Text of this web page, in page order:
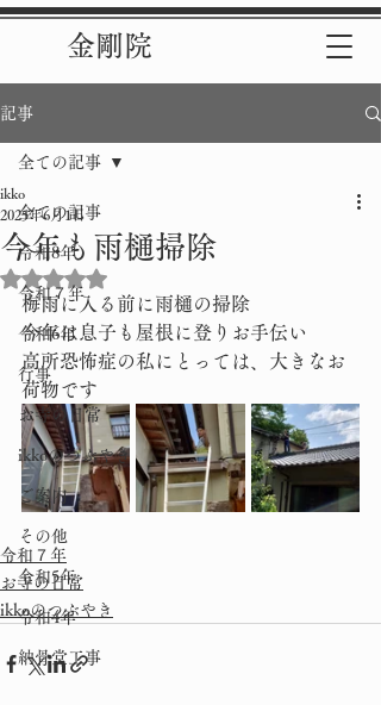
金剛院
記事
全ての記事
令和8年
令和７年
令和6年
行事
お寺の日常
ikkoのつぶやき
ご案内
その他
令和5年
令和4年
納骨堂工事
全ての記事
今年も雨樋掃除
ikko
2025年6月1日
5つ星のうちNaNと評価されています。
梅雨に入る前に雨樋の掃除
今年は息子も屋根に登りお手伝い
高所恐怖症の私にとっては、大きなお
荷物です
令和７年
お寺の日常
ikkoのつぶやき